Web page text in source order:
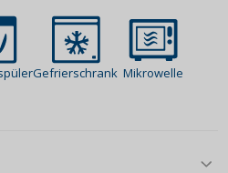
Gefrierschrank Mikrowelle